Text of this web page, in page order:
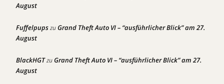
August
FuffelpupszuGrand Theft Auto VI – “ausführlicher Blick” am 27.
August
BlackHGTzuGrand Theft Auto VI – “ausführlicher Blick” am 27.
August